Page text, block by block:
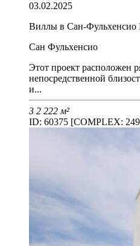
03.02.2025
Виллы в Сан-Фульхенсио
Сан Фульхенсио
Этот проект расположен
непосредственной
и...
3 2 222 м²
ID: 60375 [COMPLEX: